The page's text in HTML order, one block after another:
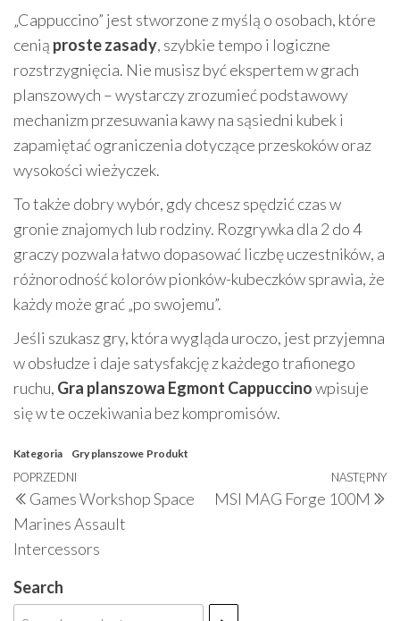
„Cappuccino” jest stworzone z myślą o osobach, które
cenią proste zasady, szybkie tempo i logiczne
rozstrzygnięcia. Nie musisz być ekspertem w grach
planszowych – wystarczy zrozumieć podstawowy
mechanizm przesuwania kawy na sąsiedni kubek i
zapamiętać ograniczenia dotyczące przeskoków oraz
wysokości wieżyczek.
To także dobry wybór, gdy chcesz spędzić czas w
gronie znajomych lub rodziny. Rozgrywka dla 2 do 4
graczy pozwala łatwo dopasować liczbę uczestników, a
różnorodność kolorów pionków-kubeczków sprawia, że
każdy może grać „po swojemu”.
Jeśli szukasz gry, która wygląda uroczo, jest przyjemna
w obsłudze i daje satysfakcję z każdego trafionego
ruchu, Gra planszowa Egmont Cappuccinowpisuje
się w te oczekiwania bez kompromisów.
Kategoria Gry planszowe Produkt
Nawigacja
wpisu
Poprzedni
wpis
POPRZEDNI
Games Workshop Space
Marines Assault
Intercessors
NASTĘPNY
MSI MAG Forge 100M
Search